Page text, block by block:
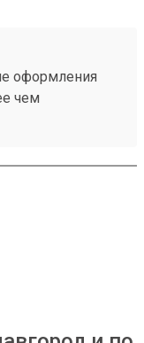
оформления
чем